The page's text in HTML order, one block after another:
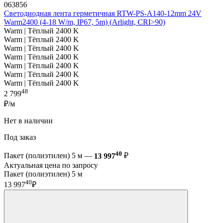
063856
Светодиодная лента герметичная RTW-PS-A140-12mm 24V
Warm2400 (4-18 W/m, IP67, 5m) (Arlight, CRI>90)
Warm | Тёплый 2400 K
Warm | Тёплый 2400 K
Warm | Тёплый 2400 K
Warm | Тёплый 2400 K
Warm | Тёплый 2400 K
Warm | Тёплый 2400 K
Warm | Тёплый 2400 K
2 79948
₽/м
Нет в наличии
Под заказ
Пакет (полиэтилен) 5 м — 13 99740 ₽
Актуальная цена по запросу
Пакет (полиэтилен) 5 м
13 99740₽